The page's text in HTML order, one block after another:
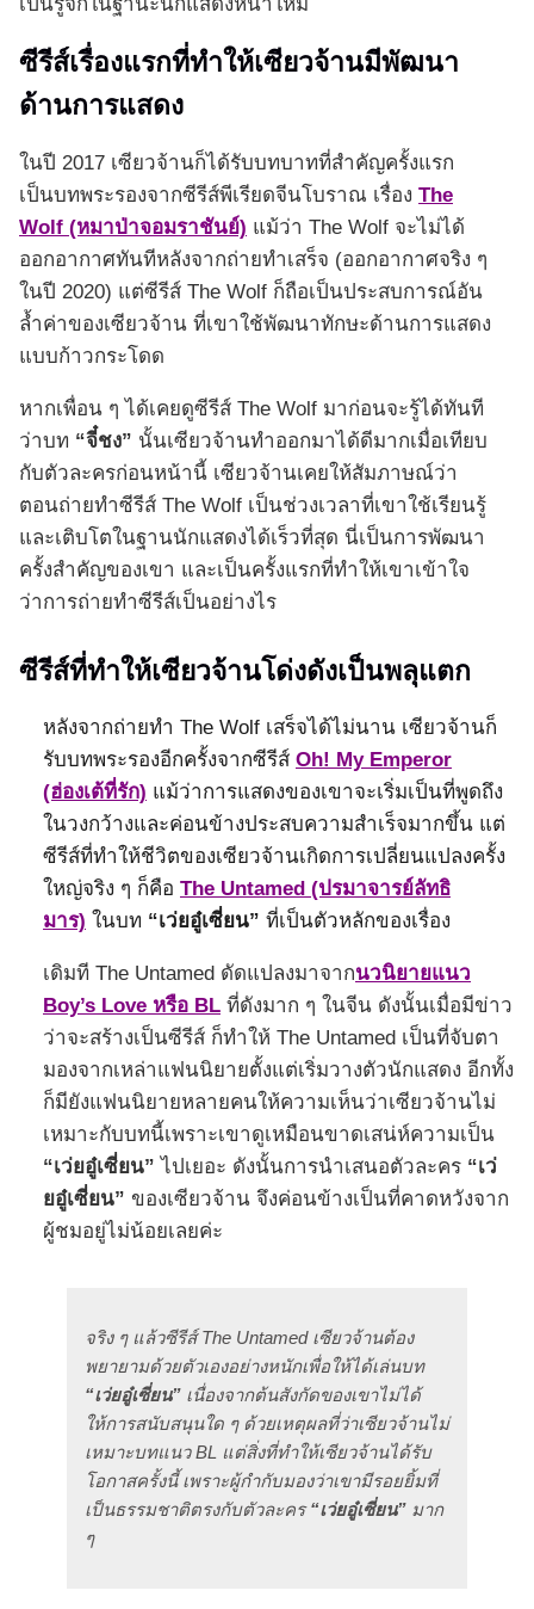
เป็นรู้จักในฐานะนักแสดงหน้าใหม่
ซีรีส์เรื่องแรกที่ทำให้เซียวจ้านมีพัฒนา
ด้านการแสดง
ในปี 2017 เซียวจ้านก็ได้รับบทบาทที่สำคัญครั้งแรก
เป็นบทพระรองจากซีรีส์พีเรียดจีนโบราณ เรื่อง The
Wolf (หมาป่าจอมราชันย์) แม้ว่า The Wolf จะไม่ได้
ออกอากาศทันทีหลังจากถ่ายทำเสร็จ (ออกอากาศจริง ๆ
ในปี 2020) แต่ซีรีส์ The Wolf ก็ถือเป็นประสบการณ์อัน
ล้ำค่าของเซียวจ้าน ที่เขาใช้พัฒนาทักษะด้านการแสดง
แบบก้าวกระโดด
หากเพื่อน ๆ ได้เคยดูซีรีส์ The Wolf มาก่อนจะรู้ได้ทันที
ว่าบท “จี๋ชง” นั้นเซียวจ้านทำออกมาได้ดีมากเมื่อเทียบ
กับตัวละครก่อนหน้านี้ เซียวจ้านเคยให้สัมภาษณ์ว่า
ตอนถ่ายทำซีรีส์ The Wolf เป็นช่วงเวลาที่เขาใช้เรียนรู้
และเติบโตในฐานนักแสดงได้เร็วที่สุด นี่เป็นการพัฒนา
ครั้งสำคัญของเขา และเป็นครั้งแรกที่ทำให้เขาเข้าใจ
ว่าการถ่ายทำซีรีส์เป็นอย่างไร
ซีรีส์ที่ทำให้เซียวจ้านโด่งดังเป็นพลุแตก
หลังจากถ่ายทำ The Wolf เสร็จได้ไม่นาน เซียวจ้านก็
รับบทพระรองอีกครั้งจากซีรีส์ Oh! My Emperor
(ฮ่องเต้ที่รัก) แม้ว่าการแสดงของเขาจะเริ่มเป็นที่พูดถึง
ในวงกว้างและค่อนข้างประสบความสำเร็จมากขึ้น แต่
ซีรีส์ที่ทำให้ชีวิตของเซียวจ้านเกิดการเปลี่ยนแปลงครั้ง
ใหญ่จริง ๆ ก็คือ The Untamed (ปรมาจารย์ลัทธิ
มาร) ในบท “เว่ยอู๋เซี่ยน” ที่เป็นตัวหลักของเรื่อง
เดิมที The Untamed ดัดแปลงมาจากนวนิยายแนว
Boy’s Love หรือ BL ที่ดังมาก ๆ ในจีน ดังนั้นเมื่อมีข่าว
ว่าจะสร้างเป็นซีรีส์ ก็ทำให้ The Untamed เป็นที่จับตา
มองจากเหล่าแฟนนิยายตั้งแต่เริ่มวางตัวนักแสดง อีกทั้ง
ก็มียังแฟนนิยายหลายคนให้ความเห็นว่าเซียวจ้านไม่
เหมาะกับบทนี้เพราะเขาดูเหมือนขาดเสน่ห์ความเป็น
“เว่ยอู๋เซี่ยน” ไปเยอะ ดังนั้นการนำเสนอตัวละคร “เว่
ยอู๋เซี่ยน” ของเซียวจ้าน จึงค่อนข้างเป็นที่คาดหวังจาก
ผู้ชมอยู่ไม่น้อยเลยค่ะ
จริง ๆ แล้วซีรีส์ The Untamed เซียวจ้านต้อง
พยายามด้วยตัวเองอย่างหนักเพื่อให้ได้เล่นบท
“เว่ยอู๋เซี่ยน” เนื่องจากต้นสังกัดของเขาไม่ได้
ให้การสนับสนุนใด ๆ ด้วยเหตุผลที่ว่าเซียวจ้านไม่
เหมาะบทแนว BL แต่สิ่งที่ทำให้เซียวจ้านได้รับ
โอกาสครั้งนี้ เพราะผู้กำกับมองว่าเขามีรอยยิ้มที่
เป็นธรรมชาติตรงกับตัวละคร“เว่ยอู๋เซี่ยน” มาก
ๆ